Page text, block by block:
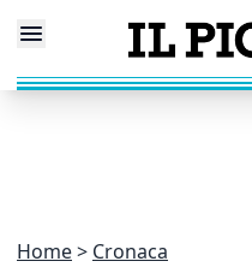
Home Cronaca